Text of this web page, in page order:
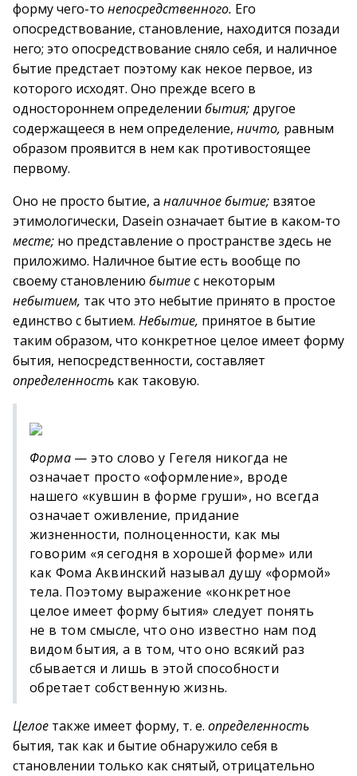
форму чего-то непосредственного. Его
опосредствование, становление, находится позади
него; это опосредствование сняло себя, и наличное
бытие предстает поэтому как некое первое, из
которого исходят. Оно прежде всего в
одностороннем определении бытия;другое
содержащееся в нем определение, ничто, равным
образом проявится в нем как противостоящее
первому.
Оно не просто бытие, а наличное бытие; взятое
этимологически, Dasein означает бытие в каком-то
месте; но представление о пространстве здесь не
приложимо. Наличное бытие есть вообще по
своему становлению бытиес некоторым
небытием, так что это небытие принято в простое
единство с бытием. Небытие, принятое в бытие
таким образом, что конкретное целое имеет форму
бытия, непосредственности, составляет
определенность как таковую.
Форма — это слово у Гегеля никогда не
означает просто «оформление», вроде
нашего «кувшин в форме груши», но всегда
означает оживление, придание
жизненности, полноценности, как мы
говорим «я сегодня в хорошей форме» или
как Фома Аквинский называл душу «формой»
тела. Поэтому выражение «конкретное
целое имеет форму бытия» следует понять
не в том смысле, что оно известно нам под
видом бытия, а в том, что оно всякий раз
сбывается и лишь в этой способности
обретает собственную жизнь.
Целое также имеет форму, т. е. определенность
бытия, так как и бытие обнаружило себя в
становлении только как снятый, отрицательно